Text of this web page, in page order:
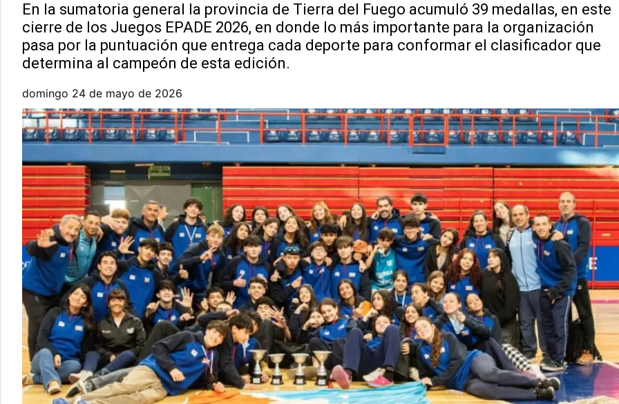
En la sumatoria general la provincia de Tierra del Fuego acumuló 39 medallas, en este
cierre de los Juegos EPADE 2026, en donde lo más importante para la organización
pasa por la puntuación que entrega cada deporte para conformar el clasificador que
determina al campeón de esta edición.
domingo 24 de mayo de 2026